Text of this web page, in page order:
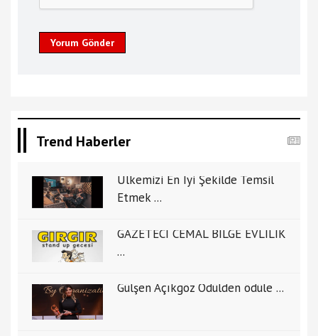
Yorum Gönder
Trend Haberler
Ülkemizi En İyi Şekilde Temsil
Etmek ...
GAZETECİ CEMAL BİLGE EVLİLİK
...
Gülşen Açıkgöz Ödülden ödüle ...